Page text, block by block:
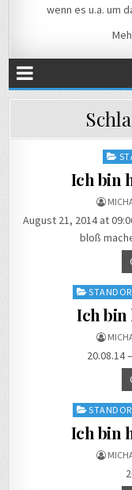
wenn es u.a. um
in
Ich bin
August 21, 2014 at
bloß
Posted
inIch bin
20.08.14
Posted
in
Ich bin